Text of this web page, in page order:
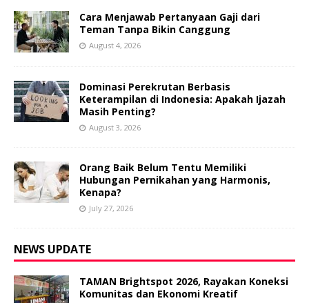
Cara Menjawab Pertanyaan Gaji dari
Teman Tanpa Bikin Canggung
August 4, 2026
Dominasi Perekrutan Berbasis
Keterampilan di Indonesia: Apakah Ijazah
Masih Penting?
August 3, 2026
Orang Baik Belum Tentu Memiliki
Hubungan Pernikahan yang Harmonis,
Kenapa?
July 27, 2026
NEWS UPDATE
TAMAN Brightspot 2026, Rayakan Koneksi
Komunitas dan Ekonomi Kreatif